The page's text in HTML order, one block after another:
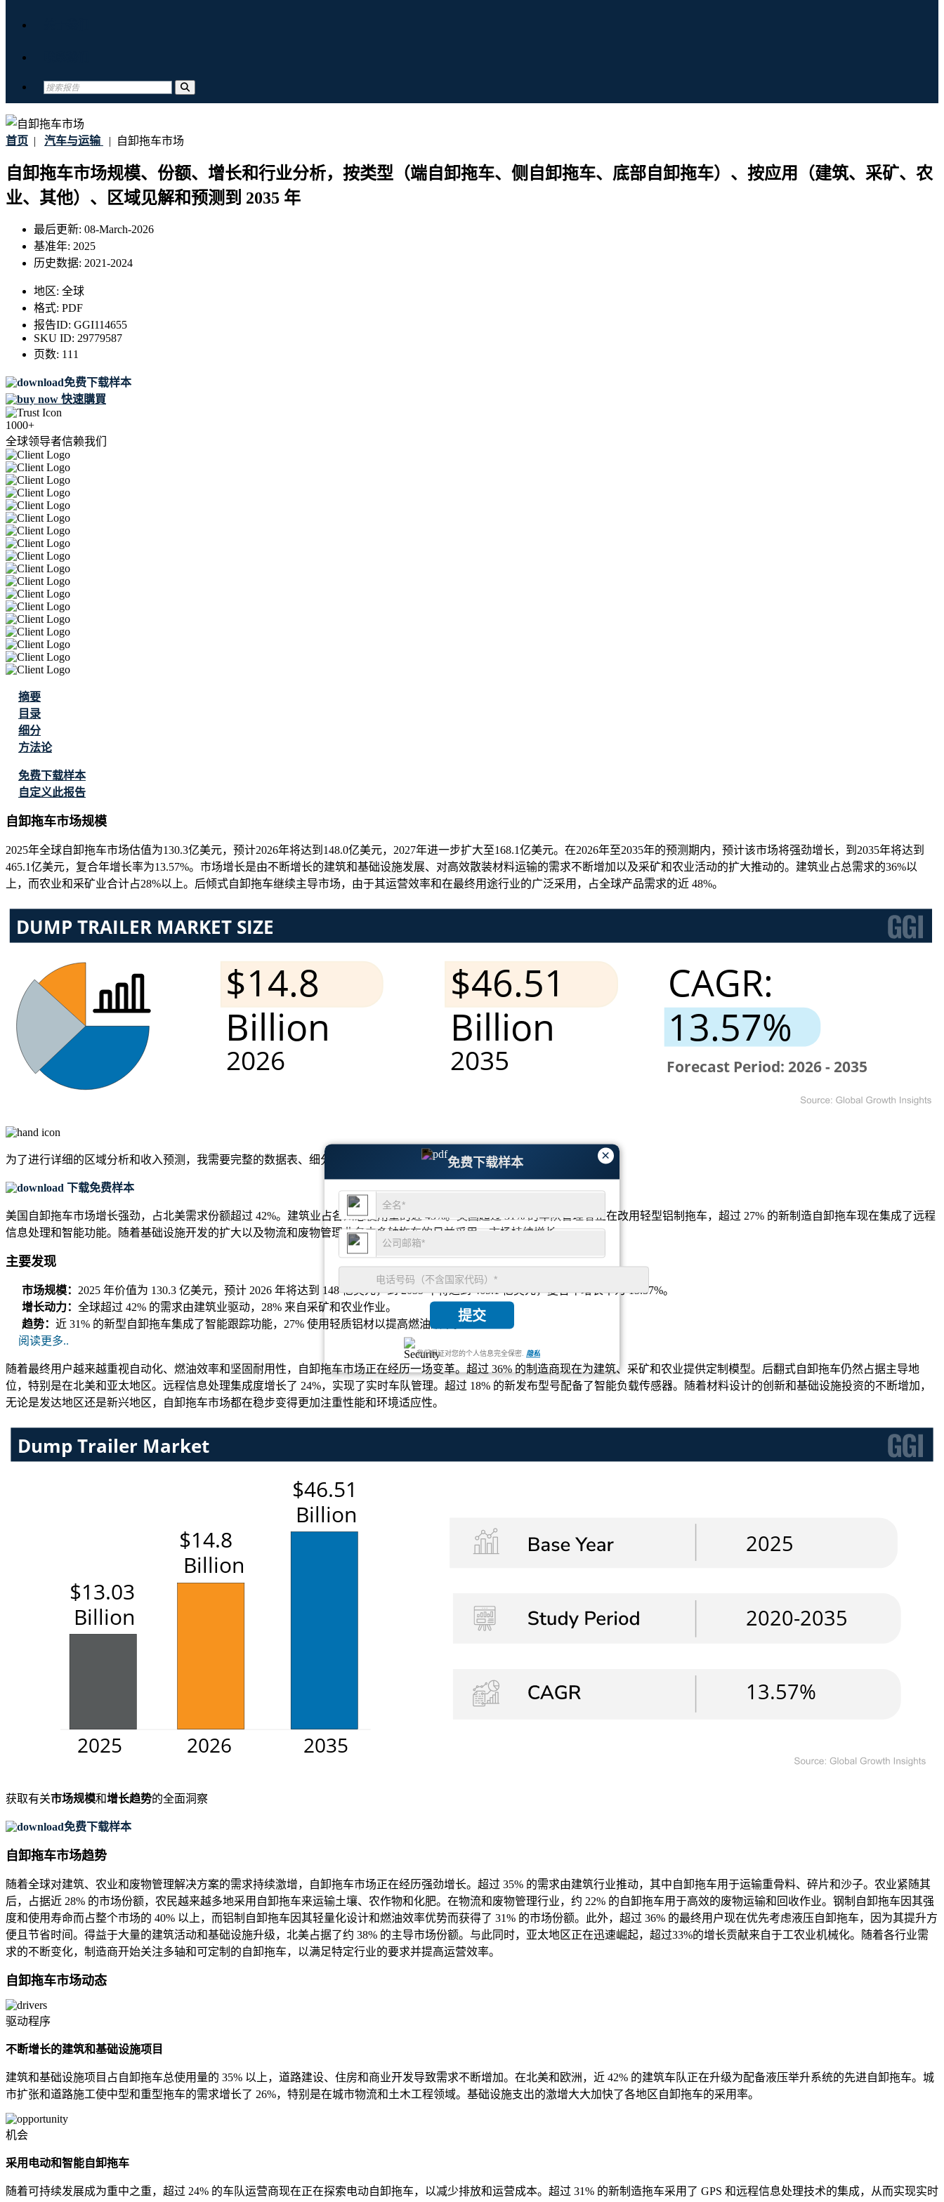
首页 | 汽车与运输 | 自卸拖车市场
自卸拖车市场规模、份额、增长和行业分析，按类型（端自卸拖车、侧自卸拖车、底部自卸拖车）、按应用（建筑、采矿、农
业、其他）、区域见解和预测到 2035 年
最后更新: 08-March-2026
基准年: 2025
历史数据: 2021-2024
地区: 全球
格式: PDF
报告ID: GGI114655
SKU ID: 29779587
页数: 111
免费下载样本
快速購買
1000+
全球领导者信赖我们
×
免费下载样本
提交
我们保证对您的个人信息完全保密. 隐私
摘要
目录
细分
方法论
免费下载样本
自定义此报告
自卸拖车市场规模
2025年全球自卸拖车市场估值为130.3亿美元，预计2026年将达到148.0亿美元，2027年进一步扩大至168.1亿美元。在2026年至2035年的预测期内，预计该市场将强劲增长，到2035年将达到
465.1亿美元，复合年增长率为13.57%。市场增长是由不断增长的建筑和基础设施发展、对高效散装材料运输的需求不断增加以及采矿和农业活动的扩大推动的。建筑业占总需求的36%以
上，而农业和采矿业合计占28%以上。后倾式自卸拖车继续主导市场，由于其运营效率和在最终用途行业的广泛采用，占全球产品需求的近 48%。
为了进行详细的区域分析和收入预测，我需要完整的数据表、细分市场分析和竞争格局。
下载免费样本
美国自卸拖车市场增长强劲，占北美需求份额超过 42%。建筑业占各州总使用量的近 45%。美国超过 31% 的车队管理者正在改用轻型铝制拖车，超过 27% 的新制造自卸拖车现在集成了远程
信息处理和智能功能。随着基础设施开发的扩大以及物流和废物管理业务中多轴拖车的日益采用，市场持续增长。
主要发现
市场规模： 2025 年价值为 130.3 亿美元，预计 2026 年将达到 148 亿美元，到 2035 年将达到 465.1 亿美元，复合年增长率为 13.57%。
增长动力： 全球超过 42% 的需求由建筑业驱动，28% 来自采矿和农业作业。
趋势： 近 31% 的新型自卸拖车集成了智能跟踪功能，27% 使用轻质铝材以提高燃油效率。
阅读更多..
随着最终用户越来越重视自动化、燃油效率和坚固耐用性，自卸拖车市场正在经历一场变革。超过 36% 的制造商现在为建筑、采矿和农业提供定制模型。后翻式自卸拖车仍然占据主导地
位，特别是在北美和亚太地区。远程信息处理集成度增长了 24%，实现了实时车队管理。超过 18% 的新发布型号配备了智能负载传感器。随着材料设计的创新和基础设施投资的不断增加，
无论是发达地区还是新兴地区，自卸拖车市场都在稳步变得更加注重性能和环境适应性。
获取有关市场规模和增长趋势的全面洞察
免费下载样本
自卸拖车市场趋势
随着全球对建筑、农业和废物管理解决方案的需求持续激增，自卸拖车市场正在经历强劲增长。超过 35% 的需求由建筑行业推动，其中自卸拖车用于运输重骨料、碎片和沙子。农业紧随其
后，占据近 28% 的市场份额，农民越来越多地采用自卸拖车来运输土壤、农作物和化肥。在物流和废物管理行业，约 22% 的自卸拖车用于高效的废物运输和回收作业。钢制自卸拖车因其强
度和使用寿命而占整个市场的 40% 以上，而铝制自卸拖车因其轻量化设计和燃油效率优势而获得了 31% 的市场份额。此外，超过 36% 的最终用户现在优先考虑液压自卸拖车，因为其提升方
便且节省时间。得益于大量的建筑活动和基础设施升级，北美占据了约 38% 的主导市场份额。与此同时，亚太地区正在迅速崛起，超过33%的增长贡献来自于工农业机械化。随着各行业需
求的不断变化，制造商开始关注多轴和可定制的自卸拖车，以满足特定行业的要求并提高运营效率。
自卸拖车市场动态
驱动程序
不断增长的建筑和基础设施项目
建筑和基础设施项目占自卸拖车总使用量的 35% 以上，道路建设、住房和商业开发导致需求不断增加。在北美和欧洲，近 42% 的建筑车队正在升级为配备液压举升系统的先进自卸拖车。城
市扩张和道路施工使中型和重型拖车的需求增长了 26%，特别是在城市物流和土木工程领域。基础设施支出的激增大大加快了各地区自卸拖车的采用率。
机会
采用电动和智能自卸拖车
随着可持续发展成为重中之重，超过 24% 的车队运营商现在正在探索电动自卸拖车，以减少排放和运营成本。超过 31% 的新制造拖车采用了 GPS 和远程信息处理技术的集成，从而实现实时